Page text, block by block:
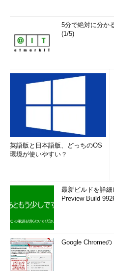
5分で絶対に分か
(1/5)
英語版と日本語版、どっちのOS
環境が使いやすい？
最新ビルドを詳
Preview Build
Google Chrome